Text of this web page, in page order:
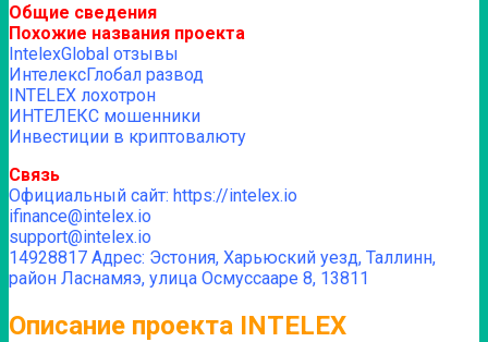
Общие сведения
Похожие названия проекта
IntelexGlobal отзывы
ИнтелексГлобал развод
INTELEX лохотрон
ИНТЕЛЕКС мошенники
Инвестиции в криптовалюту
Связь
Официальный сайт: https://intelex.io
ifinance@intelex.io
support@intelex.io
14928817 Адрес: Эстония, Харьюский уезд, Таллинн,
район Ласнамяэ, улица Осмуссааре 8, 13811
Описание проекта INTELEX